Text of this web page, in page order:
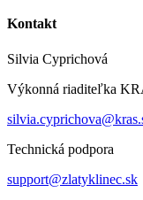
Kontakt
Silvia Cyprichová
Výkonná riaditeľka
Technická podpora
support@zlatyklinec.sk